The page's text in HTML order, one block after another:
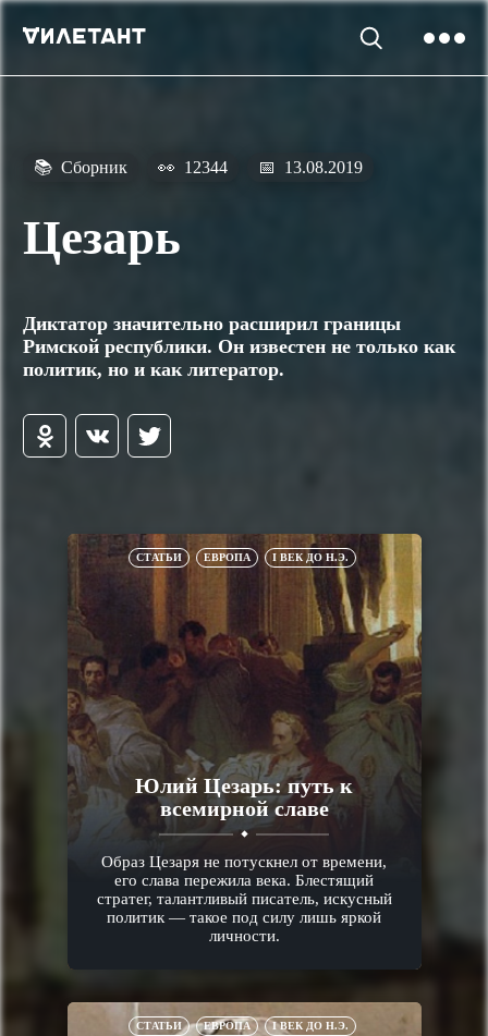
📚 Сборник 👀 12344 📅 13.08.2019
Цезарь
Диктатор значительно расширил границы
Римской республики. Он известен не только как
политик, но и как литератор.
СТАТЬИ ЕВРОПА I ВЕК ДО Н.Э.
Юлий Цезарь: путь к
всемирной славе
Образ Цезаря не потускнел от времени,
его слава пережила века. Блестящий
стратег, талантливый писатель, искусный
политик — такое под силу лишь яркой
личности.
СТАТЬИ ЕВРОПА I ВЕК ДО Н.Э.